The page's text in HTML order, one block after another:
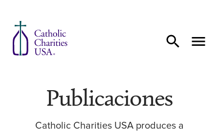
Publicaciones
Catholic Charities USA produces a